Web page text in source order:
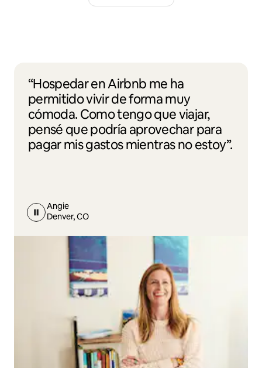
“Hospedar en Airbnb me ha
permitido vivir de forma muy
cómoda. Como tengo que viajar,
pensé que podría aprovechar para
pagar mis gastos mientras no estoy”.
Angie
Denver, CO